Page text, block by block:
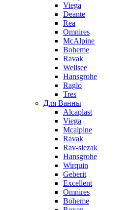
Viega
Deante
Rea
Omnires
McAlpine
Boheme
Ravak
Wellsee
Hansgrohe
Raglo
Tres
Для Ванны
Alcaplast
Viega
Mcalpine
Ravak
Rav-slezak
Hansgrohe
Wirquin
Geberit
Excellent
Omnires
Boheme